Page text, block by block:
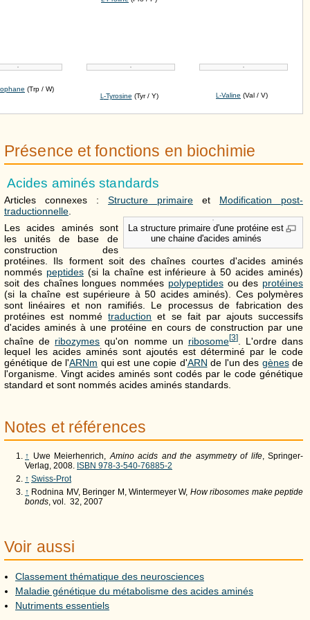
(Trp / W)
-Tyrosine (Tyr / Y) -Valine (Val / V)
Présence et fonctions en biochimie
Acides aminés standards
Articles connexes : Structure primaire et Modification post-
traductionnelle
La structure primaire d'une protéine est
une chaine d'acides aminés
Les acides aminés sont
les unités de base de
construction des
protéines. Ils forment soit des chaînes courtes d'acides aminés
nommés peptides(si la chaîne est inférieure à 50 acides aminés)
soit des chaînes longues nommées polypeptidesou des protéines
(si la chaîne est supérieure à 50 acides aminés). Ces polymères
sont linéaires et non ramifiés. Le processus de fabrication des
protéines est nommétraduction et se fait par ajouts successifs
d'acides aminés à une protéine en cours de construction par une
chaîne de ribozymes qu'on nomme un ribosome[3]. L'ordre dans
lequel les acides aminés sont ajoutés est déterminé par le code
génétique de l'ARNm qui est une copie d'ARN de l'un des gènesde
l'organisme. Vingt acides aminés sont codés par le code génétique
standard et sont nommés acides aminés standards.
Notes et références
↑ Uwe Meierhenrich,Amino acids and the asymmetry of life, Springer-
Verlag, 2008. ISBN 978-3-540-76885-2
↑ Swiss-Prot
↑ Rodnina MV, Beringer M, Wintermeyer W, How ribosomes make peptide
bonds, vol. 32, 2007
Voir aussi
Classement thématique des neurosciences
Maladie génétique du métabolisme des acides aminés
Nutriments essentiels